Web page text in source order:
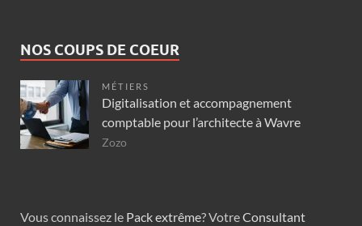
NOS COUPS DE COEUR
MÉTIERS
Digitalisation et accompagnement
comptable pour l’architecte à Wavre
Zozo
Vous connaissez le Pack extrême? VotreConsultant